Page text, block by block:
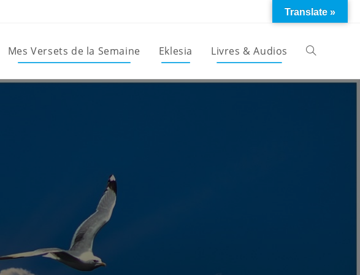
Mes Versets de la Semaine Eklesia Livres & Audios Toggle
Translate »